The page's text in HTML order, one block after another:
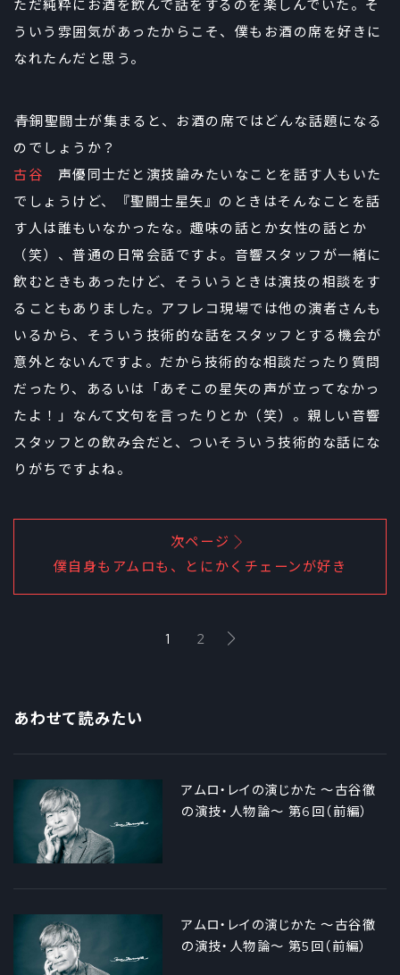
ただ純粋にお酒を飲んで話をするのを楽しんでいた。そ
ういう雰囲気があったからこそ、僕もお酒の席を好きに
なれたんだと思う。
――青銅聖闘士が集まると、お酒の席ではどんな話題になる
のでしょうか？
古谷 声優同士だと演技論みたいなことを話す人もいた
でしょうけど、『聖闘士星矢』のときはそんなことを話
す人は誰もいなかったな。趣味の話とか女性の話とか
（笑）、普通の日常会話ですよ。音響スタッフが一緒に
飲むときもあったけど、そういうときは演技の相談をす
ることもありました。アフレコ現場では他の演者さんも
いるから、そういう技術的な話をスタッフとする機会が
意外とないんですよ。だから技術的な相談だったり質問
だったり、あるいは「あそこの星矢の声が立ってなかっ
たよ！」なんて文句を言ったりとか（笑）。親しい音響
スタッフとの飲み会だと、ついそういう技術的な話にな
りがちですよね。
次ページ
僕自身もアムロも、とにかくチェーンが好き
1 2
あわせて読みたい
アムロ・レイの演じかた ～古谷徹
の演技・人物論～ 第6回（前編）
アムロ・レイの演じかた ～古谷徹
の演技・人物論～ 第5回（前編）